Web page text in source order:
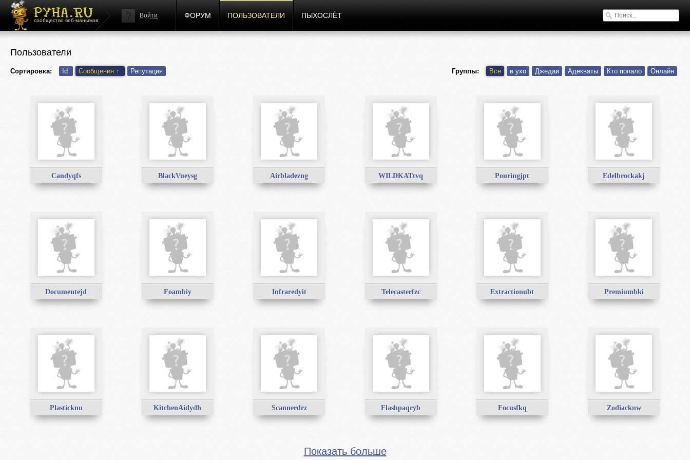
сообщество веб-маньяков
Войти ФОРУМ ПОЛЬЗОВАТЕЛИ ПЫХОСЛЁТ
Пользователи
Сортировка: Id Сообщения ↑ Репутация Группы: Все в ухо Джедаи Адекваты Кто попало Онлайн
Candyqfs BlackVueysg Airbladezng WILDKATtvq Pouringjpt Edelbrockakj
Documentejd Foambiy Infraredyit Telecasterfzc Extractionubt Premiumbki
Plasticknu KitchenAidydh Scannerdrz Flashpaqryb Focusfkq Zodiacknw
Показать больше